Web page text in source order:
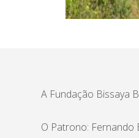
A Fundação Bissaya
O Patrono: Fernando